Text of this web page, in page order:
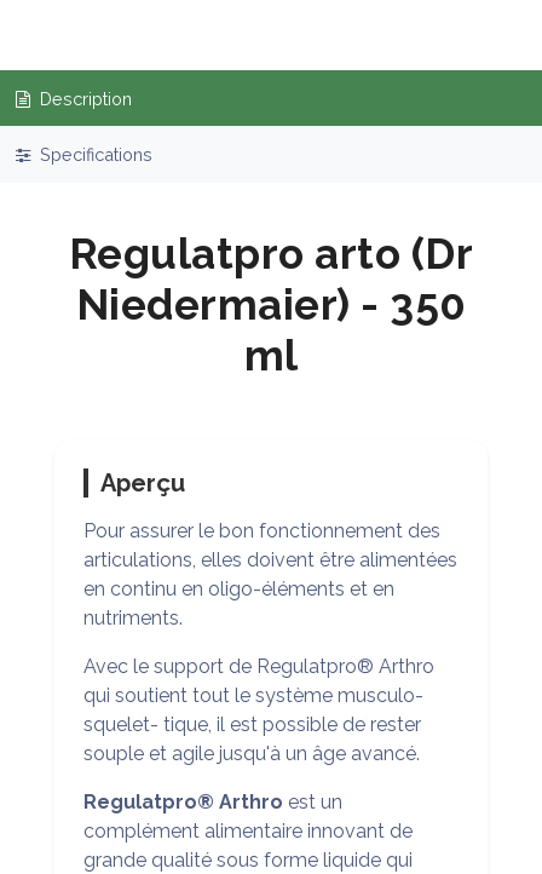
Description
Specifications
Regulatpro arto (Dr
Niedermaier) - 350
ml
Aperçu
Pour assurer le bon fonctionnement des
articulations, elles doivent être alimentées
en continu en oligo-éléments et en
nutriments.
Avec le support de Regulatpro® Arthro
qui soutient tout le système musculo-
squelet- tique, il est possible de rester
souple et agile jusqu'à un âge avancé.
Regulatpro® Arthro est un
complément alimentaire innovant de
grande qualité sous forme liquide qui